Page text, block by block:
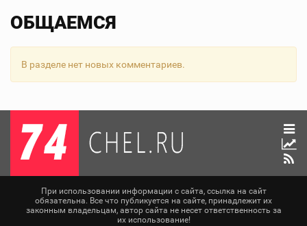
ОБЩАЕМСЯ
В разделе нет новых комментариев.
При использовании информации с сайта, ссылка на сайт
обязательна. Все что публикуется на сайте, принадлежит их
законным владельцам, автор сайта не несет ответственность за
их использование!